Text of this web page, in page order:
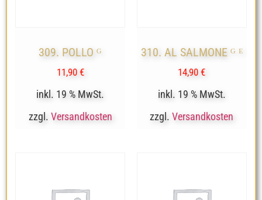
309. POLLO ᴳ
11,90 €
inkl. 19 % MwSt.
zzgl. Versandkosten
310. AL SALMONE ᴳ ᴱ
14,90€
inkl. 19 % MwSt.
zzgl.Versandkosten